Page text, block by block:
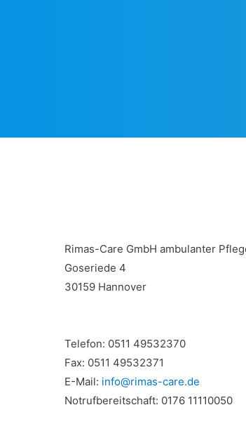
Rimas-Care GmbH ambulanter
Goseriede 4
30159 Hannover
Telefon: 0511 49532370
Fax: 0511 49532371
E-Mail: info@rimas-care.de
Notrufbereitschaft: 0176 11110050